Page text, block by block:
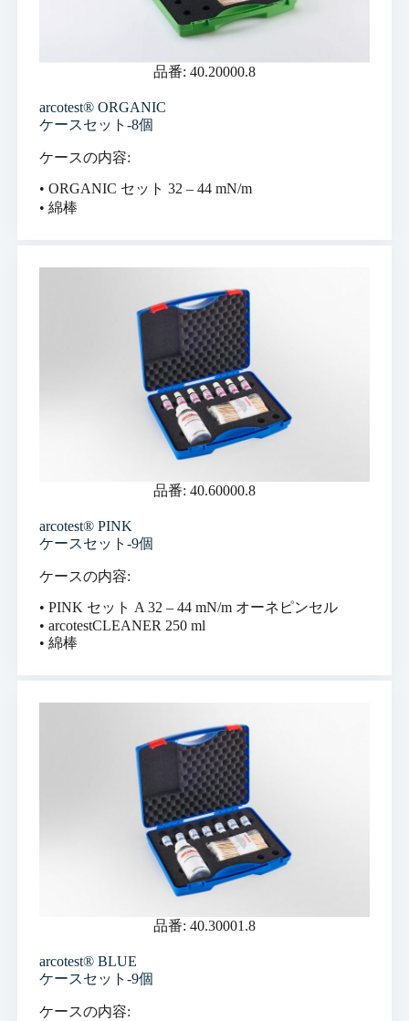
品番: 40.20000.8
arcotest® ORGANIC
ケースセット-8個
ケースの内容:
• ORGANIC セット 32 – 44 mN/m
• 綿棒
品番: 40.60000.8
arcotest® PINK
ケースセット-9個
ケースの内容:
• PINK セット A 32 – 44 mN/m オーネピンセル
• arcotestCLEANER 250 ml
• 綿棒
品番: 40.30001.8
arcotest® BLUE
ケースセット-9個
ケースの内容: